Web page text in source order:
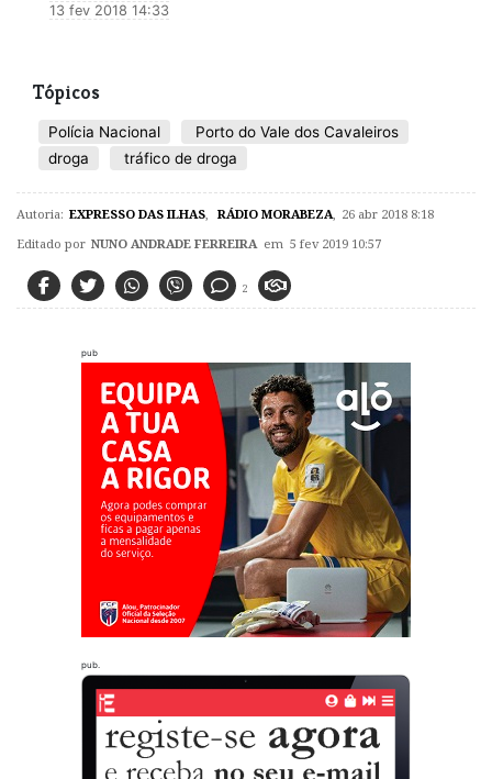
13 fev 2018 14:33
Tópicos
Polícia Nacional
Porto do Vale dos Cavaleiros
droga
tráfico de droga
Autoria: EXPRESSO DAS ILHAS RÁDIO MORABEZA 26 abr 2018 8:18
Editado por NUNO ANDRADE FERREIRA em 5 fev 2019 10:57
2
pub
pub.